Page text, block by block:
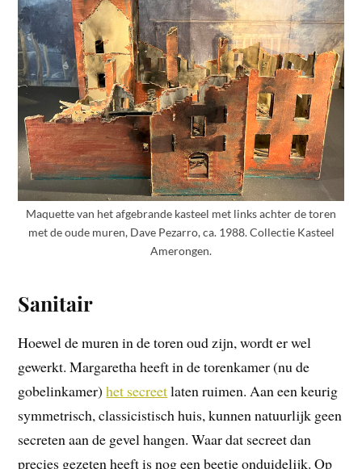
Maquette van het afgebrande kasteel met links achter de toren
met de oude muren, Dave Pezarro, ca. 1988. Collectie Kasteel
Amerongen.
Sanitair
Hoewel de muren in de toren oud zijn, wordt er wel
gewerkt. Margaretha heeft in de torenkamer (nu de
gobelinkamer)het secreetlaten ruimen. Aan een keurig
symmetrisch, classicistisch huis, kunnen natuurlijk geen
secreten aan de gevel hangen. Waar dat secreet dan
precies gezeten heeft is nog een beetje onduidelijk. Op